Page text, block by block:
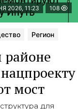
2026, 11:23 108
Регион
районе
мост
для